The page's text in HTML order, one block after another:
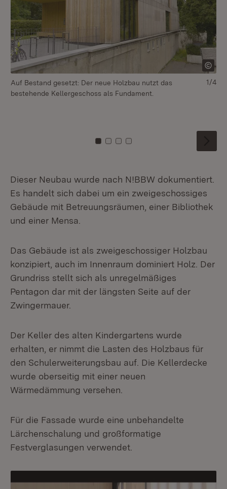
Auf Bestand gesetzt: Der neue Holzbau nutzt das
bestehende Kellergeschoss als Fundament.
Zu Kachel: 0
Zu Kachel: 1
Zu Kachel: 2
Zu Kachel: 3
1/4
Dieser Neubau wurde nach N!BBW dokumentiert.
Es handelt sich dabei um ein zweigeschossiges
Gebäude mit Betreuungsräumen, einer Bibliothek
und einer Mensa.
Das Gebäude ist als zweigeschossiger Holzbau
konzipiert, auch im Innenraum dominiert Holz. Der
Grundriss stellt sich als unregelmäßiges
Pentagon dar mit der längsten Seite auf der
Zwingermauer.
Der Keller des alten Kindergartens wurde
erhalten, er nimmt die Lasten des Holzbaus für
den Schulerweiterungsbau auf. Die Kellerdecke
wurde oberseitig mit einer neuen
Wärmedämmung versehen.
Für die Fassade wurde eine unbehandelte
Lärchenschalung und großformatige
Festverglasungen verwendet.